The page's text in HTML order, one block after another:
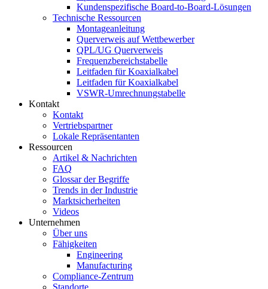
Kundenspezifische Board-to-Board-Lösungen
Technische Ressourcen
Montageanleitung
Querverweis auf Wettbewerber
QPL/UG Querverweis
Frequenzbereichstabelle
Leitfaden für Koaxialkabel
Leitfaden für Koaxialkabel
VSWR-Umrechnungstabelle
Kontakt
Kontakt
Vertriebspartner
Lokale Repräsentanten
Ressourcen
Artikel & Nachrichten
FAQ
Glossar der Begriffe
Trends in der Industrie
Marktsicherheiten
Videos
Unternehmen
Über uns
Fähigkeiten
Engineering
Manufacturing
Compliance-Zentrum